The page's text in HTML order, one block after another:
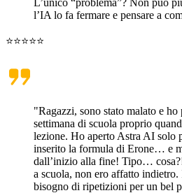
l’IA lo fa fermare e pensare a
⭐⭐⭐⭐⭐
"Ragazzi, sono stato malato e ho
settimana di scuola proprio
lezione. Ho aperto Astra AI solo
inserito la formula di Erone… e
dall’inizio alla fine! Tipo…
a scuola, non ero affatto
bisogno di ripetizioni per un bel